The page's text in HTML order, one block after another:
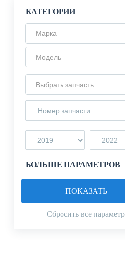
КАТЕГОРИИ
Марка
Модель
Выбрать запчасть
БОЛЬШЕ ПАРАМЕТРОВ
Сбросить все
ПОКАЗАТЬ